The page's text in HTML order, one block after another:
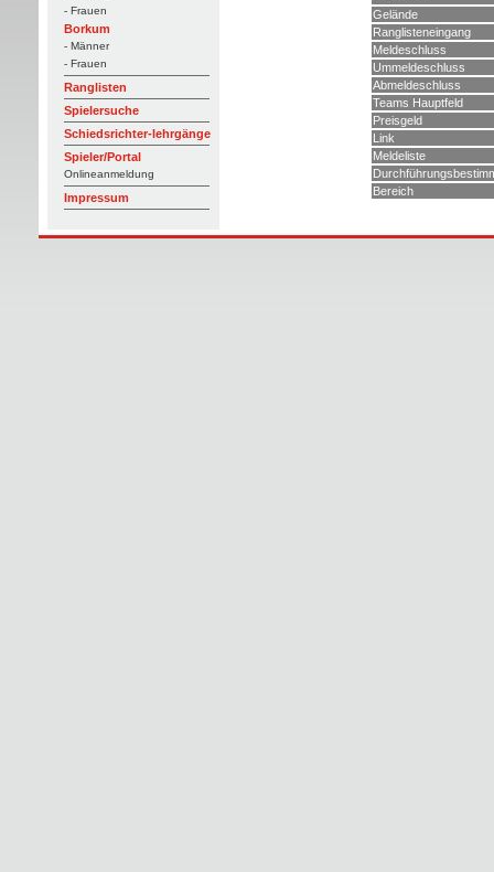
- Frauen
Borkum
- Männer
- Frauen
Ranglisten
Spielersuche
Schiedsrichter-lehrgänge
Spieler/Portal
Onlineanmeldung
Impressum
Gelände
Ranglisteneingang
Meldeschluss
Ummeldeschluss
Abmeldeschluss
Teams Hauptfeld
Preisgeld
Link
Meldeliste
Bereich